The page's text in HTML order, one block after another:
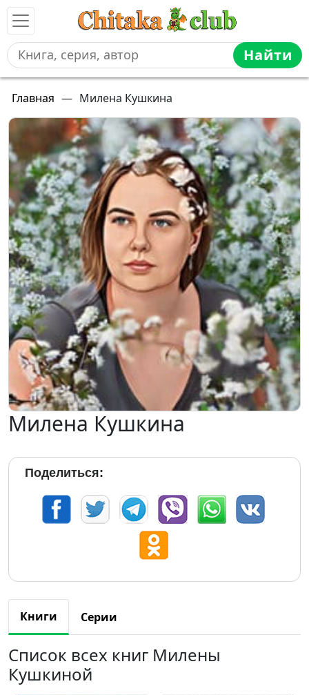
Найти
Главная — Милена Кушкина
Милена Кушкина
Поделиться:
Книги Серии
Список всех книг Милены
Кушкиной